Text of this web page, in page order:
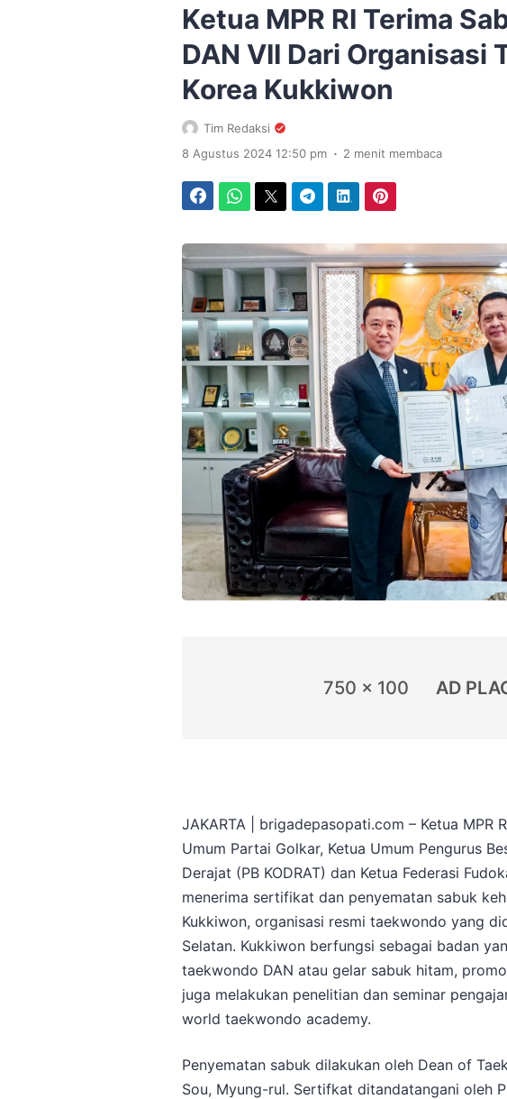
Ketua MPR RI Terima
DAN VII Dari Organisasi
Korea Kukkiwon
Tim Redaksi
8 Agustus 2024 12:50 pm . 2 menit membaca
750 x 100 AD
JAKARTA | brigadepasopati.com – Ketua MPR
Umum Partai Golkar, Ketua Umum Pengurus
Derajat (PB KODRAT) dan Ketua Federasi
menerima sertifikat dan penyematan sabuk
Kukkiwon, organisasi resmi taekwondo yang
Selatan. Kukkiwon berfungsi sebagai badan
taekwondo DAN atau gelar sabuk hitam,
juga melakukan penelitian dan seminar
world taekwondo academy.
Penyematan sabuk dilakukan oleh Dean of
Sou, Myung-rul. Sertifkat ditandatangani oleh